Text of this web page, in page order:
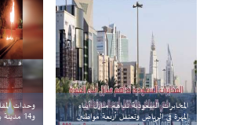
المخابرات السعودية تداهم منازل أبناء
المهرة في الرياض وتعتقل أربعة مواطنين
و14 مدينة بالتزامن مع تشييع خامنئي